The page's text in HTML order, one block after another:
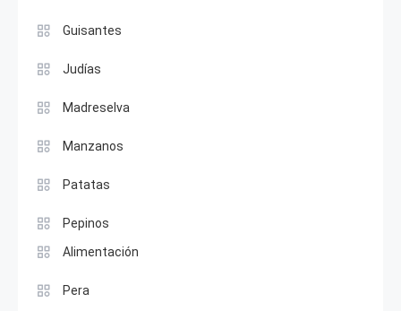
Guisantes
Judías
Madreselva
Manzanos
Patatas
Pepinos
Alimentación
Pera